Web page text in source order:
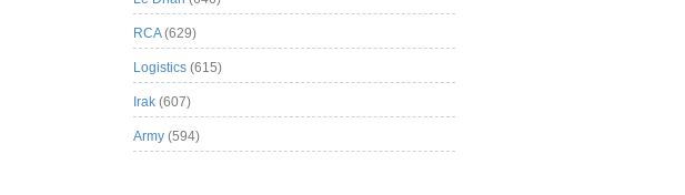
RCA(629)
Logistics (615)
Irak (607)
Army (594)